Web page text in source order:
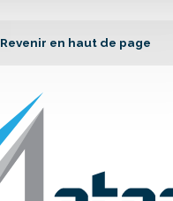
Revenir en haut de page